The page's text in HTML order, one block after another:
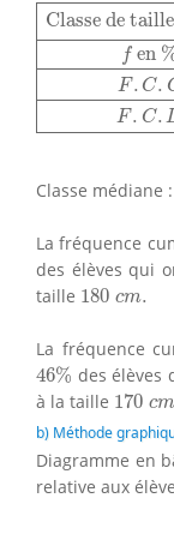
Classe de
f en
F. C.
F. C.
Classe médiane
La fréquence
des élèves qui
taille 180 cm.
180 cm
La fréquence
46%
46% des élèves
à la taille 170 cm
170 c
b) Méthode
Diagramme en
relative aux